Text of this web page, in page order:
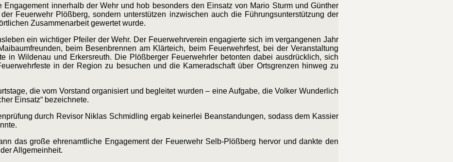
innerhalb der Wehr und hob besonders den Einsatz von Mario Sturm und Günther
Feuerwehr Plößberg, sondern unterstützen inzwischen auch die Führungsunterstützung der
Zusammenarbeit gewertet wurde.
ein wichtiger Pfeiler der Wehr. Der Feuerwehrverein engagierte sich im vergangenen Jahr
beim Besenbrennen am Klärteich, beim Feuerwehrfest, bei der Veranstaltung
in Wildenau und Erkersreuth. Die Plößberger Feuerwehrler betonten dabei ausdrücklich, sich
in der Region zu besuchen und die Kameradschaft über Ortsgrenzen hinweg zu
die vom Vorstand organisiert und begleitet wurden – eine Aufgabe, die Volker Wunderlich
Einsatz“ bezeichnete.
durch Revisor Niklas Schmidling ergab keinerlei Beanstandungen, sodass dem Kassier
das große ehrenamtliche Engagement der Feuerwehr Selb-Plößberg hervor und dankte den
Allgemeinheit.